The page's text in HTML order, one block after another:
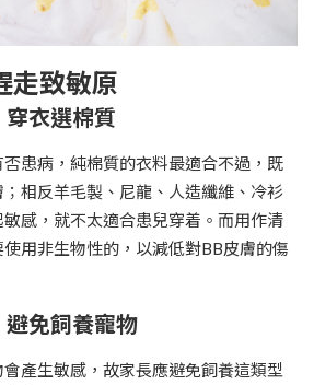
走致敏原
衣選棉質
患病，純棉質的衣料最適合不過，既
相反羊毛製、尼龍、人造纖維、冷衫
感，就不太適合患兒穿着。而用作清
用非生物性的，以減低對BB皮膚的傷
免飼養寵物
產生敏感，故家長應避免飼養這類型